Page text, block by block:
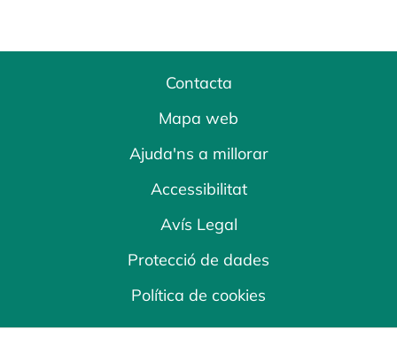
Contacta
Mapa web
Ajuda'ns a millorar
Accessibilitat
Avís Legal
Protecció de dades
Política de cookies